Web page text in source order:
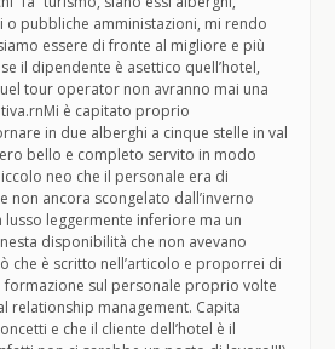
o pubbliche amministazioni, mi rendo
essere di fronte al migliore e più
il dipendente è asettico quell’hotel,
tour operator non avranno mai una
è capitato proprio
in due alberghi a cinque stelle in val
bello e completo servito in modo
neo che il personale era di
non ancora scongelato dall’inverno
lusso leggermente inferiore ma un
disponibilità che non avevano
che è scritto nell’articolo e proporrei di
formazione sul personale proprio volte
relationship management. Capita
e che il cliente dell’hotel è il